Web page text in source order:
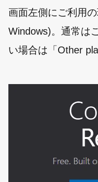
画面左側にご利用
Windows)。通常は
い場合は「Other